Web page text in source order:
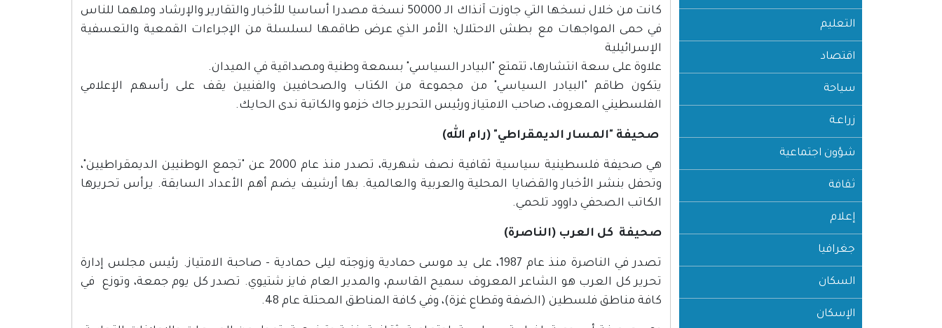
التعليم
اقتصاد
سياحة
زراعـة
شؤون اجتماعية
ثقافة
إعلام
جغرافيا
السكان
الإسكان
كانت من خلال نسخها التي جاوزت آنذاك الـ 50000 نسخة مصدرا أساسيا للأخبار والتقارير والإرشاد وملهما للناس
في حمى المواجهات مع بطش الاحتلال؛ الأمر الذي عرض طاقمها لسلسلة من الإجراءات القمعية والتعسفية
الإسرائيلية
علاوة على سعة انتشارها، تتمتع "البيادر السياسي" بسمعة وطنية ومصداقية في الميدان.
يتكون طاقم "البيادر السياسي" من مجموعة من الكتاب والصحافيين والفنيين يقف على رأسهم الإعلامي
الفلسطيني المعروف، صاحب الامتياز ورئيس التحرير جاك خزمو والكاتبة ندى الحايك.
صحيفة "المسار الديمقراطي" (رام الله)
هي صحيفة فلسطينية سياسية ثقافية نصف شهرية، تصدر منذ عام 2000 عن "تجمع الوطنيين الديمقراطيين"،
وتحفل بنشر الأخبار والقضايا المحلية والعربية والعالمية. بها أرشيف يضم أهم الأعداد السابقة. يرأس تحريرها
الكاتب الصحفي داوود تلحمي.
صحيفة كل العرب (الناصرة)
تصدر في الناصرة منذ عام 1987، على يد موسى حمادية وزوجته ليلى حمادية - صاحبة الامتياز. رئيس مجلس إدارة
تحرير كل العرب هو الشاعر المعروف سميح القاسم، والمدير العام فايز شتيوي. تصدر كل يوم جمعة، وتوزع في
كافة مناطق فلسطين (الضفة وقطاع غزة)، وفي كافة المناطق المحتلة عام 48.